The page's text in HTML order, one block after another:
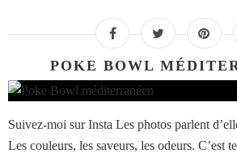
POKE BOWL
Suivez-moi sur Insta Les photos parlent
Les couleurs, les saveurs, les odeurs. C’est